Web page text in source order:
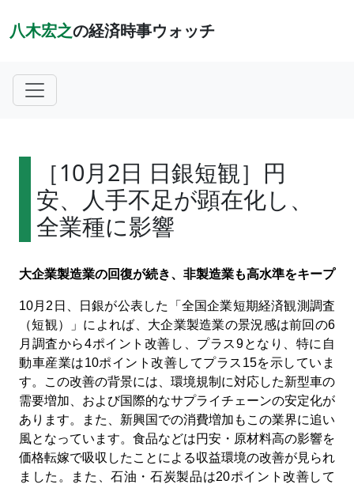
八木宏之の経済時事ウォッチ
［10月2日 日銀短観］円
安、人手不足が顕在化し、
全業種に影響
大企業製造業の回復が続き、非製造業も高水準をキープ
10月2 日、日銀が公表した「全国企業短期経済観測調査
（短観）」によれば、大企業製造業の景況感は前回の6
月調査から4ポイント改善し、プラス9となり、特に自
動車産業は10ポイント改善してプラス 15を示していま
す。この改善の背景には、環境規制に対応した新型車の
需要増加、および国際的なサプライチェーンの安定化が
あります。また、新興国での消費増加もこの業界に追い
風となっています。食品などは円安・原材料高の影響を
価格転嫁で吸収したことによる収益環境の改善が見られ
ました。また、石油・石炭製品は20ポイント改善して